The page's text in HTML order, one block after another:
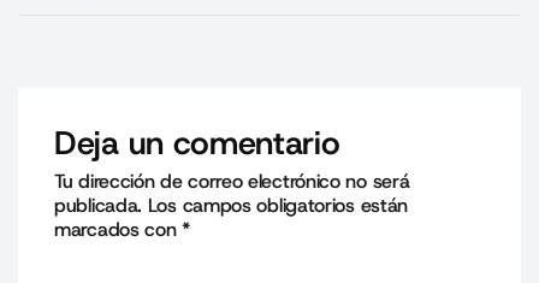
Deja un comentario
Tu dirección de correo electrónico no será
publicada. Los campos obligatorios están
marcados con*